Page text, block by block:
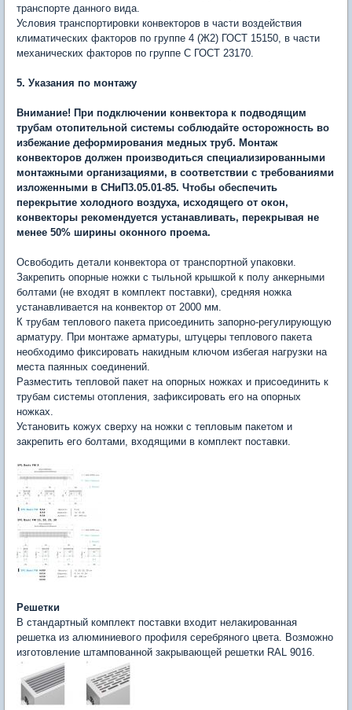
транспорте данного вида.
Условия транспортировки конвекторов в части воздействия
климатических факторов по группе 4 (Ж2) ГОСТ 15150, в части
механических факторов по группе С ГОСТ 23170.
5. Указания по монтажу
Внимание! При подключении конвектора к подводящим
трубам отопительной системы соблюдайте осторожность во
избежание деформирования медных труб. Монтаж
конвекторов должен производиться специализированными
монтажными организациями, в соответствии с требованиями
изложенными в СНиП3.05.01-85. Чтобы обеспечить
перекрытие холодного воздуха, исходящего от окон,
конвекторы рекомендуется устанавливать, перекрывая не
менее 50% ширины оконного проема.
Освободить детали конвектора от транспортной упаковки.
Закрепить опорные ножки с тыльной крышкой к полу анкерными
болтами (не входят в комплект поставки), средняя ножка
устанавливается на конвектор от 2000 мм.
К трубам теплового пакета присоединить запорно-регулирующую
арматуру. При монтаже арматуры, штуцеры теплового пакета
необходимо фиксировать накидным ключом избегая нагрузки на
места паянных соединений.
Разместить тепловой пакет на опорных ножках и присоединить к
трубам системы отопления, зафиксировать его на опорных
ножках.
Установить кожух сверху на ножки с тепловым пакетом и
закрепить его болтами, входящими в комплект поставки.
Решетки
В стандартный комплект поставки входит нелакированная
решетка из алюминиевого профиля серебряного цвета. Возможно
изготовление штампованной закрывающей решетки RAL 9016.